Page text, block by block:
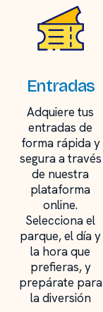
Entradas
Adquiere tus
entradas de
forma rápida y
segura a través
de nuestra
plataforma
online.
Selecciona el
parque, el día y
la hora que
prefieras, y
prepárate para
la diversión